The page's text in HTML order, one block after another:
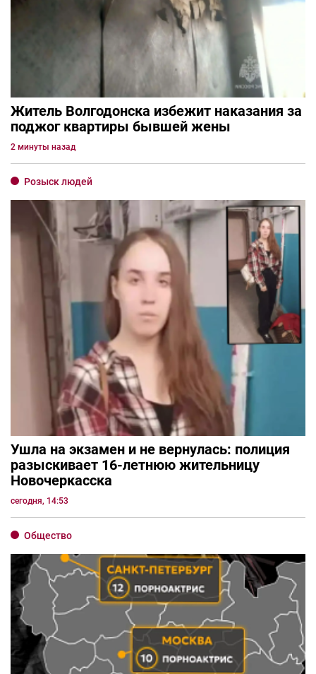
Житель Волгодонска избежит наказания за
поджог квартиры бывшей жены
2 минуты назад
Розыск людей
Ушла на экзамен и не вернулась: полиция
разыскивает 16-летнюю жительницу
Новочеркасска
сегодня, 14:53
Общество